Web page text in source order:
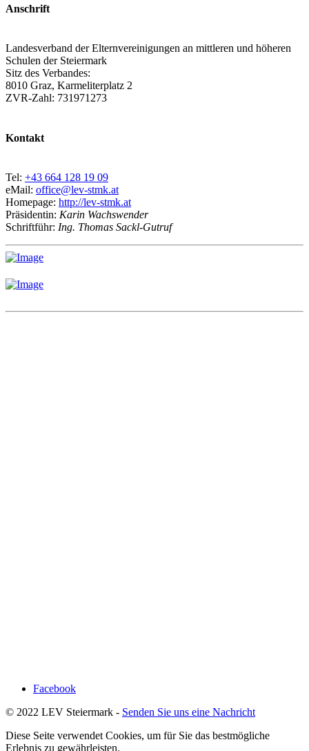
Anschrift
Landesverband der Elternvereinigungen an mittleren und höheren
Schulen der Steiermark
Sitz des Verbandes:
8010 Graz, Karmeliterplatz 2
ZVR-Zahl: 731971273
Kontakt
Tel: +43 664 128 19 09
eMail: office@lev-stmk.at
Homepage: http://lev-stmk.at
Präsidentin: Karin Wachswender
Schriftführ: Ing. Thomas Sackl-Gutruf
Facebook
© 2022 LEV Steiermark - Senden Sie uns eine Nachricht
Diese Seite verwendet Cookies, um für Sie das bestmögliche
Erlebnis zu gewährleisten.